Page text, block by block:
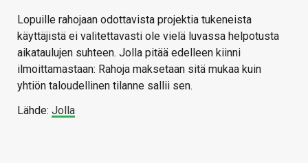
Lopuille rahojaan odottavista projektia tukeneista
käyttäjistä ei valitettavasti ole vielä luvassa helpotusta
aikataulujen suhteen. Jolla pitää edelleen kiinni
ilmoittamastaan: Rahoja maksetaan sitä mukaa kuin
yhtiön taloudellinen tilanne sallii sen.
Lähde: Jolla